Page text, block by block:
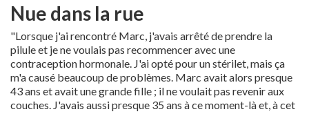
Nue dans la rue
"Lorsque j'ai rencontré Marc, j'avais arrêté de prendre la
pilule et je ne voulais pas recommencer avec une
contraception hormonale. J'ai opté pour un stérilet, mais ça
m'a causé beaucoup de problèmes. Marc avait alors presque
43 ans et avait une grande fille ; il ne voulait pas revenir aux
couches. J'avais aussi presque 35 ans à ce moment-là et, à cet